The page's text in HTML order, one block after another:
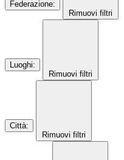
Federazione:
Rimuovi filtri
Luoghi:
Rimuovi filtri
Città:
Rimuovi filtri